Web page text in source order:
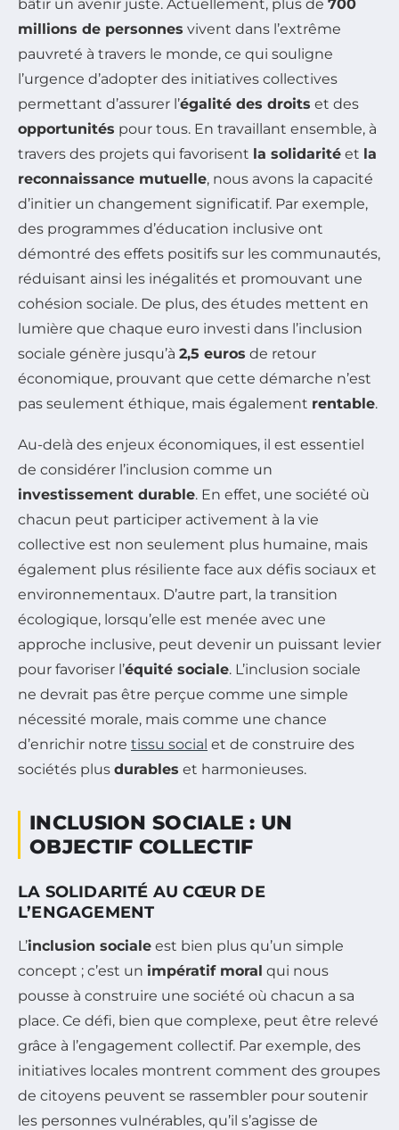
bâtir un avenir juste. Actuellement, plus de 700
millions de personnes vivent dans l’extrême
pauvreté à travers le monde, ce qui souligne
l’urgence d’adopter des initiatives collectives
permettant d’assurer l’égalité des droits et des
opportunités pour tous. En travaillant ensemble, à
travers des projets qui favorisent la solidarité et la
reconnaissance mutuelle, nous avons la capacité
d’initier un changement significatif. Par exemple,
des programmes d’éducation inclusive ont
démontré des effets positifs sur les communautés,
réduisant ainsi les inégalités et promouvant une
cohésion sociale. De plus, des études mettent en
lumière que chaque euro investi dans l’inclusion
sociale génère jusqu’à 2,5 euros de retour
économique, prouvant que cette démarche n’est
pas seulement éthique, mais également rentable.
Au-delà des enjeux économiques, il est essentiel
de considérer l’inclusion comme un
investissement durable. En effet, une société où
chacun peut participer activement à la vie
collective est non seulement plus humaine, mais
également plus résiliente face aux défis sociaux et
environnementaux. D’autre part, la transition
écologique, lorsqu’elle est menée avec une
approche inclusive, peut devenir un puissant levier
pour favoriser l’équité sociale. L’inclusion sociale
ne devrait pas être perçue comme une simple
nécessité morale, mais comme une chance
d’enrichir notre tissu social et de construire des
sociétés plus durables et harmonieuses.
INCLUSION SOCIALE : UN
OBJECTIF COLLECTIF
LA SOLIDARITÉ AU CŒUR DE
L’ENGAGEMENT
L’inclusion sociale est bien plus qu’un simple
concept ; c’est un impératif moral qui nous
pousse à construire une société où chacun a sa
place. Ce défi, bien que complexe, peut être relevé
grâce à l’engagement collectif. Par exemple, des
initiatives locales montrent comment des groupes
de citoyens peuvent se rassembler pour soutenir
les personnes vulnérables, qu’il s’agisse de